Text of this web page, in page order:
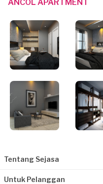
ANCOL APARTMENT
Tentang Sejasa
Untuk Pelanggan